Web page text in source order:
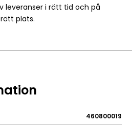
leveranser i rätt tid och på
rätt plats.
460800019